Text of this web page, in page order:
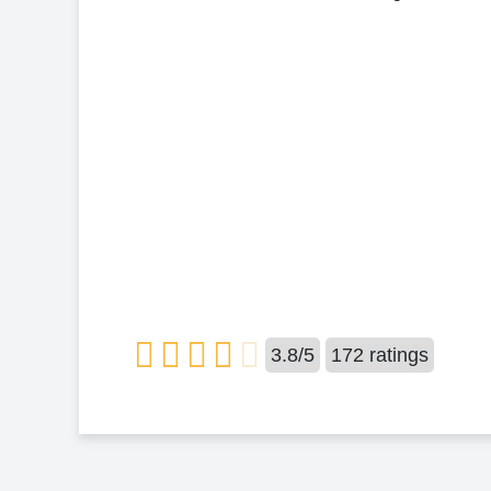
3.8/5 172 ratings